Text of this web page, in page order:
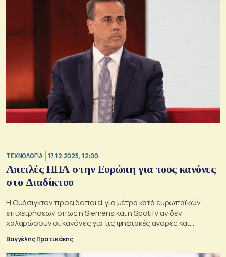
ΤΕΧΝΟΛΟΓΙΑ 17.12.2025, 12:00
Απειλές ΗΠΑ στην Ευρώπη για τους κανόνες
στο Διαδίκτυο
Η Ουάσιγκτον προειδοποιεί για μέτρα κατά ευρωπαϊκών
επιχειρήσεων όπως η Siemens και η Spotify αν δεν
χαλαρώσουν οι κανόνες για τις ψηφιακές αγορές και
υπηρσίες.
Βαγγέλης Πρατικάκης